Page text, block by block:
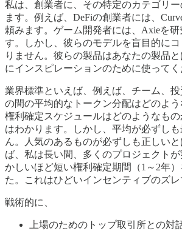
私は、創業者に、その特定のカテゴリ
ます。例えば、DeFiの創業者には、
頼みます。ゲーム開発者には、Axieを研
す。しかし、彼らのモデルを盲目的に
りません。彼らの製品はあなたの製品
にインスピレーションのために使ってく
業界標準といえば、例えば、チーム、
の間の平均的なトークン分配はどのよ
権利確定スケジュールはどのようなも
はわかります。しかし、平均が必ずし
ん。人気のあるものが必ずしも正しいと
ば、私は長い間、多くのプロジェクト
かしいほど短い権利確定期間（1～2年
た。これはひどいインセンティブのズレ
戦術的に、
上場のためのトップ取引所との対